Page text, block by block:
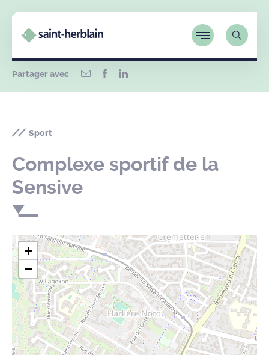
Partager avec
Sport
Complexe sportif de la
Sensive
+
−